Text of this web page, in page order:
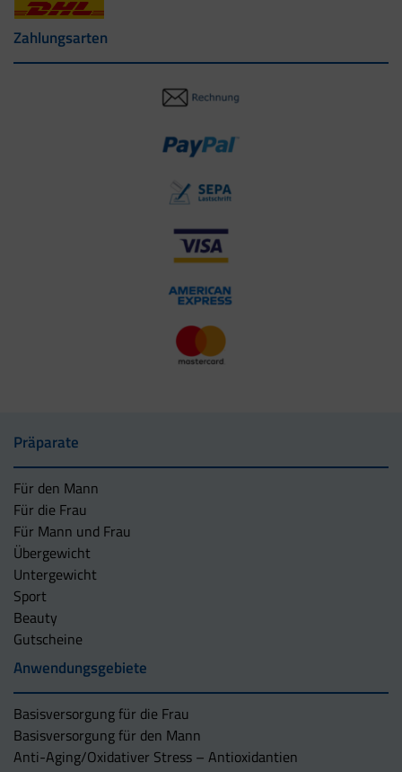
Zahlungsarten
Präparate
Für den Mann
Für die Frau
Für Mann und Frau
Übergewicht
Untergewicht
Sport
Beauty
Gutscheine
Anwendungsgebiete
Basisversorgung für die Frau
Basisversorgung für den Mann
Anti-Aging/Oxidativer Stress – Antioxidantien